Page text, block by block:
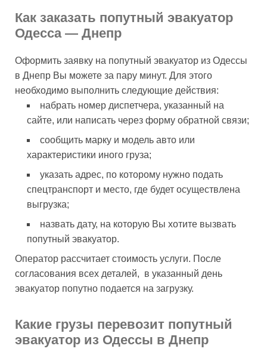
Как заказать попутный эвакуатор
Одесса — Днепр
Оформить заявку на попутный эвакуатор из Одессы
в Днепр Вы можете за пару минут. Для этого
необходимо выполнить следующие действия:
набрать номер диспетчера, указанный на
сайте, или написать через форму обратной связи;
сообщить марку и модель авто или
характеристики иного груза;
указать адрес, по которому нужно подать
спецтранспорт и место, где будет осуществлена
выгрузка;
назвать дату, на которую Вы хотите вызвать
попутный эвакуатор.
Оператор рассчитает стоимость услуги. После
согласования всех деталей, в указанный день
эвакуатор попутно подается на загрузку.
Какие грузы перевозит попутный
эвакуатор из Одессы в Днепр